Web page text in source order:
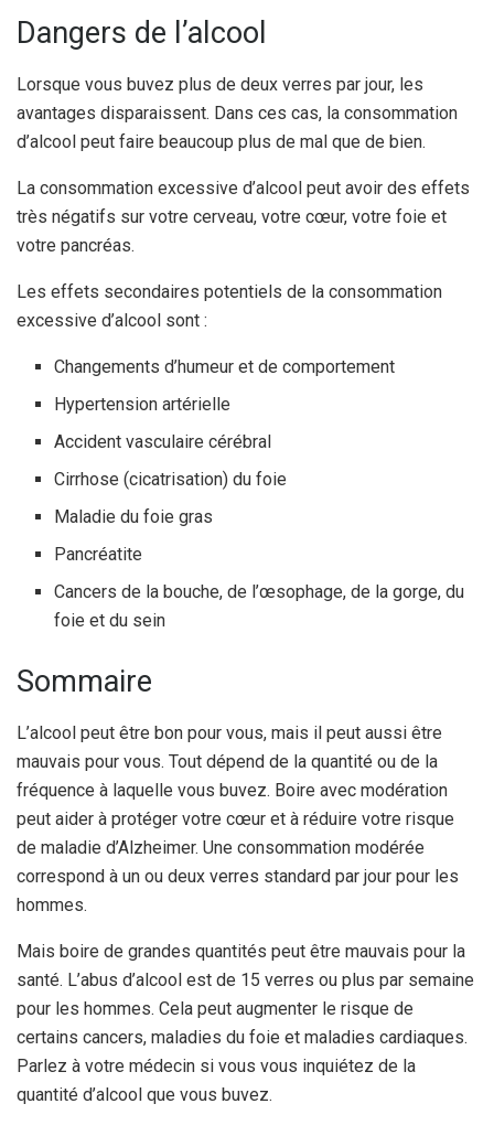
Dangers de l’alcool
Lorsque vous buvez plus de deux verres par jour, les
avantages disparaissent. Dans ces cas, la consommation
d’alcool peut faire beaucoup plus de mal que de bien.
La consommation excessive d’alcool peut avoir des effets
très négatifs sur votre cerveau, votre cœur, votre foie et
votre pancréas.
Les effets secondaires potentiels de la consommation
excessive d’alcool sont :
Changements d’humeur et de comportement
Hypertension artérielle
Accident vasculaire cérébral
Cirrhose (cicatrisation) du foie
Maladie du foie gras
Pancréatite
Cancers de la bouche, de l’œsophage, de la gorge, du
foie et du sein
Sommaire
L’alcool peut être bon pour vous, mais il peut aussi être
mauvais pour vous. Tout dépend de la quantité ou de la
fréquence à laquelle vous buvez. Boire avec modération
peut aider à protéger votre cœur et à réduire votre risque
de maladie d’Alzheimer. Une consommation modérée
correspond à un ou deux verres standard par jour pour les
hommes.
Mais boire de grandes quantités peut être mauvais pour la
santé. L’abus d’alcool est de 15 verres ou plus par semaine
pour les hommes. Cela peut augmenter le risque de
certains cancers, maladies du foie et maladies cardiaques.
Parlez à votre médecin si vous vous inquiétez de la
quantité d’alcool que vous buvez.